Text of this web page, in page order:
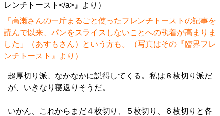
「高瀬さんの一斤まるごと使ったフレンチトーストの記事を
読んで以来、パンをスライスしないことへの執着が高まりま
した」（あすもさん）という方も。（写真はその『臨界フレ
ンチトースト 』より）
超厚切り派、なかなかに説得してくる。私は８枚切り派だ
が、いきなり寝返りそうだ。
いかん、これからまだ４枚切り、５枚切り、６枚切りと各